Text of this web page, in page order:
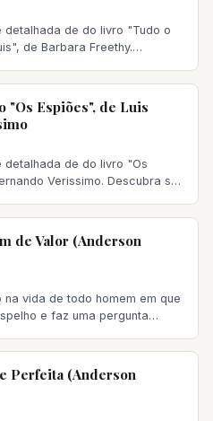
detalhada de do livro "Tudo o
de Barbara Freethy.
"Os Espiões", de Luis
detalhada de do livro "Os
Verissimo. Descubra se
de Valor (Anderson
na vida de todo homem em que
e faz uma pergunta
Perfeita (Anderson